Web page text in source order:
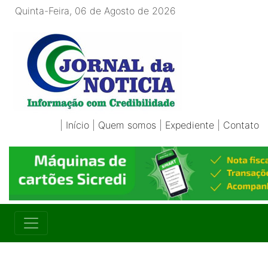
Quinta-Feira, 06 de Agosto de 2026
Início Quem somos Expediente Contato